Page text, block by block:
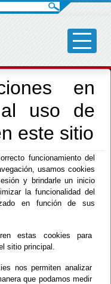
en
uso de
este sitio
funcionamiento del
usamos cookies
y brindarle un inicio
la funcionalidad del
en función de sus
estas cookies para
sitio principal.
nos permiten analizar
que podamos medir
e
- CICLO
-